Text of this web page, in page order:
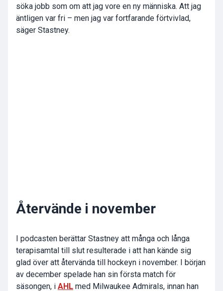
söka jobb som om att jag vore en ny människa. Att jag
äntligen var fri – men jag var fortfarande förtvivlad,
säger Stastney.
Återvände i november
I podcasten berättar Stastney att många och långa
terapisamtal till slut resulterade i att han kände sig
glad över att återvända till hockeyn i november. I början
av december spelade han sin första match för
säsongen, i AHL med Milwaukee Admirals, innan han